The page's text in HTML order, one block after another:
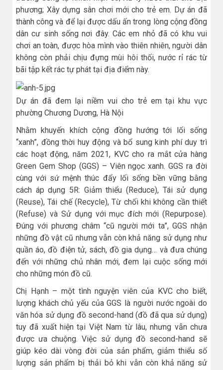
phương; Xây dựng sân chơi mới cho trẻ em. Dự án đã
thành công và để lại được dấu ấn trong lòng cộng đồng
dân cư sinh sống nơi đây. Các em nhỏ đã có khu vui
chơi an toàn, được hòa mình vào thiên nhiên, người dân
không còn phải chịu đựng mùi hôi thối, nước rỉ rác từ
bãi tập kết rác tự phát tại địa điểm này.
Dự án đã đem lại niềm vui cho trẻ em tại khu vực
phường Chương Dương, Hà Nội
Nhằm khuyến khích cộng đồng hướng tới lối sống
“xanh”, đồng thời huy động và bổ sung kinh phí duy trì
các hoạt động, năm 2021, KVC cho ra mắt cửa hàng
Green Gem Shop (GGS) – Viên ngọc xanh. GGS ra đời
cùng với sứ mệnh thúc đẩy lối sống bền vững bằng
cách áp dụng 5R: Giảm thiểu (Reduce), Tái sử dụng
(Reuse), Tái chế (Recycle), Từ chối khi không cần thiết
(Refuse) và Sử dụng với mục đích mới (Repurpose).
Đúng với phương châm “cũ người mới ta”, GGS nhận
những đồ vật cũ nhưng vẫn còn khả năng sử dụng như
quần áo, đồ điện tử, sách, đồ gia dụng… và đưa chúng
đến với những chủ nhân mới, đem lại cuộc sống mới
cho những món đồ cũ.
Chị Hạnh – một tình nguyện viên của KVC cho biết,
lượng khách chủ yếu của GGS là người nước ngoài do
văn hóa sử dụng đồ second-hand (đồ đã qua sử dụng)
tuy đã xuất hiện tại Việt Nam từ lâu, nhưng vẫn chưa
được ưa chuộng. Việc sử dụng đồ second-hand sẽ
giúp kéo dài vòng đời của sản phẩm, giảm thiểu số
lượng sản phẩm bị thải bỏ khi vẫn còn khả năng sử